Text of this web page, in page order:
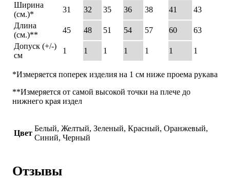
Ширина
(см.)*
31 32 35 36 38 41
43
Длина
(см.)**
45 48 51 54 57 60
63
Допуск (+/-)
см
1 1 1 1 1 1 1
*Измеряется поперек изделия на 1 см ниже проема рукава
**Измеряется от самой высокой точки на плече до
нижнего края издел
Цвет
Белый, Желтый, Зеленый, Красный, Оранжевый,
Синий, Черный
Отзывы